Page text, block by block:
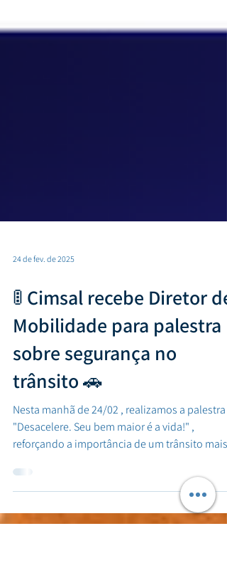
24 de fev. de 2025
🚦 Cimsal recebe Diretor de
Mobilidade para palestra
sobre segurança no
trânsito 🚗
Nesta manhã de 24/02 , realizamos a palestra
"Desacelere. Seu bem maior é a vida!" ,
reforçando a importância de um trânsito mais